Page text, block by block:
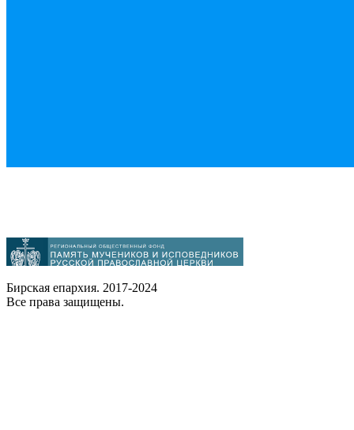
Бирская епархия. 2017-2024
Все права защищены.